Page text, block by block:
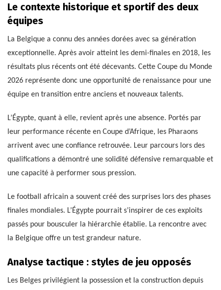
Le contexte historique et sportif des deux
équipes
La Belgique a connu des années dorées avec sa génération
exceptionnelle. Après avoir atteint les demi-finales en 2018, les
résultats plus récents ont été décevants. Cette Coupe du Monde
2026 représente donc une opportunité de renaissance pour une
équipe en transition entre anciens et nouveaux talents.
L’Égypte, quant à elle, revient après une absence. Portés par
leur performance récente en Coupe d’Afrique, les Pharaons
arrivent avec une confiance retrouvée. Leur parcours lors des
qualifications a démontré une solidité défensive remarquable et
une capacité à performer sous pression.
Le football africain a souvent créé des surprises lors des phases
finales mondiales. L’Égypte pourrait s’inspirer de ces exploits
passés pour bousculer la hiérarchie établie. La rencontre avec
la Belgique offre un test grandeur nature.
Analyse tactique : styles de jeu opposés
Les Belges privilégient la possession et la construction depuis